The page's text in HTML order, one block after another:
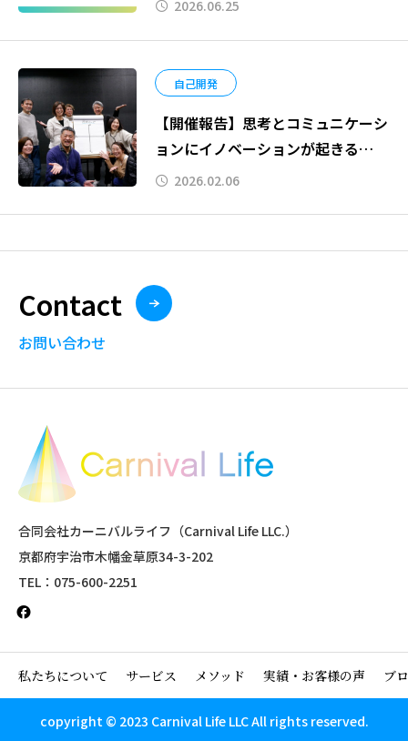
2026.06.25
自己開発
【開催報告】思考とコミュニケーシ
ョンにイノベーションが起きる
「プレゼンスをひらく実践プログラ
2026.02.06
Contact
お問い合わせ
合同会社カーニバルライフ（Carnival Life LLC.）
京都府宇治市木幡金草原34-3-202
TEL：075-600-2251
私たちについて サービス メソッド 実績・お客様の声 ブ
copyright © 2023 Carnival Life LLC All rights reserved.